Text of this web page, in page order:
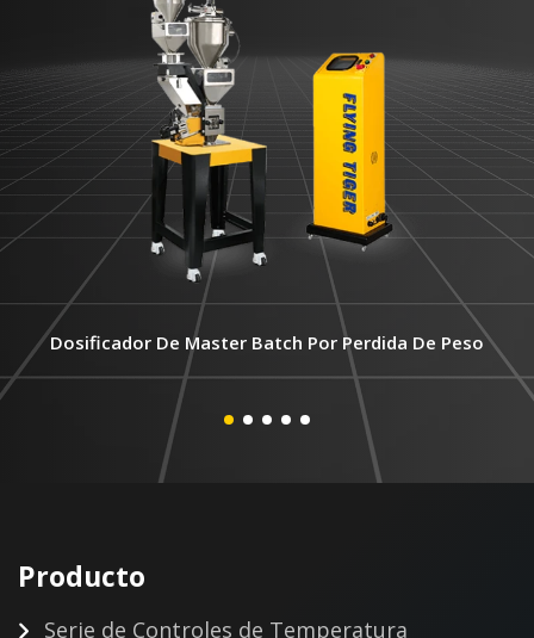
Dosificador De Master Batch Por Perdida De Peso
Producto
Serie de Controles de Temperatura